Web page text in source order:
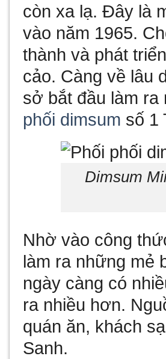
còn xa lạ. Đây là
vào năm 1965.
thành và phát
cảo. Càng về lâu
sở bắt đầu làm
phối dimsum số 1
Dimsum
Nhờ vào công
làm ra những mẻ
ngày càng có
ra nhiều hơn.
quán ăn, khách
Sanh.